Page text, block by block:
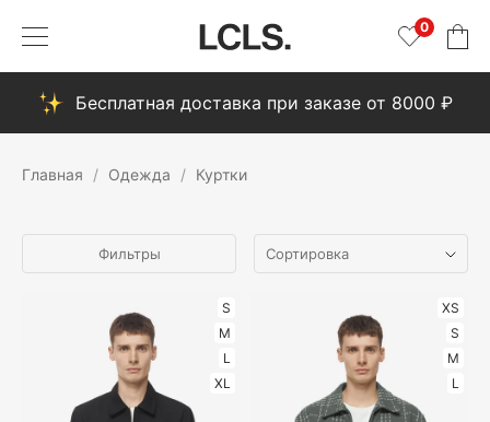
0
Бесплатная доставка при заказе от 8000 ₽
Главная Одежда Куртки
Фильтры
S
M
L
XL
XS
S
M
L